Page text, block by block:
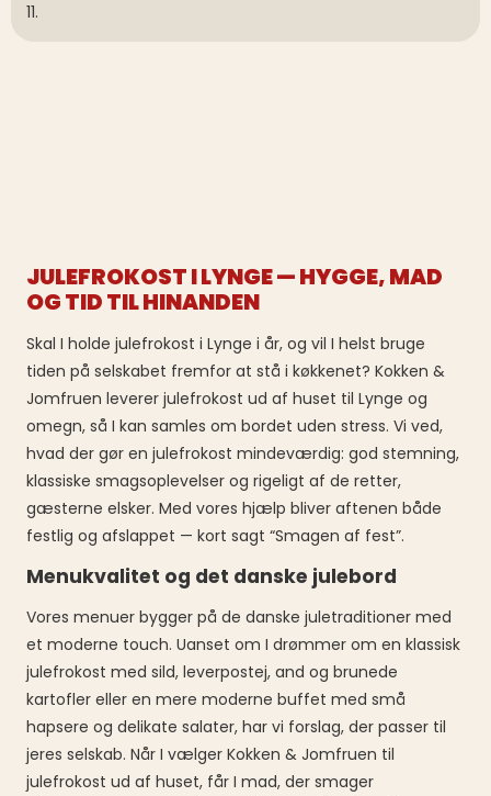
11.
JULEFROKOST I LYNGE — HYGGE, MAD
OG TID TIL HINANDEN
Skal I holde julefrokost i Lynge i år, og vil I helst bruge
tiden på selskabet fremfor at stå i køkkenet? Kokken &
Jomfruen leverer julefrokost ud af huset til Lynge og
omegn, så I kan samles om bordet uden stress. Vi ved,
hvad der gør en julefrokost mindeværdig: god stemning,
klassiske smagsoplevelser og rigeligt af de retter,
gæsterne elsker. Med vores hjælp bliver aftenen både
festlig og afslappet — kort sagt “Smagen af fest”.
Menukvalitet og det danske julebord
Vores menuer bygger på de danske juletraditioner med
et moderne touch. Uanset om I drømmer om en klassisk
julefrokost med sild, leverpostej, and og brunede
kartofler eller en mere moderne buffet med små
hapsere og delikate salater, har vi forslag, der passer til
jeres selskab. Når I vælger Kokken & Jomfruen til
julefrokost ud af huset, får I mad, der smager